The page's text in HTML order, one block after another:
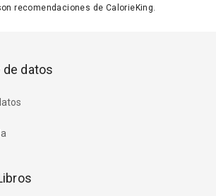
recomendaciones de CalorieKing.
datos